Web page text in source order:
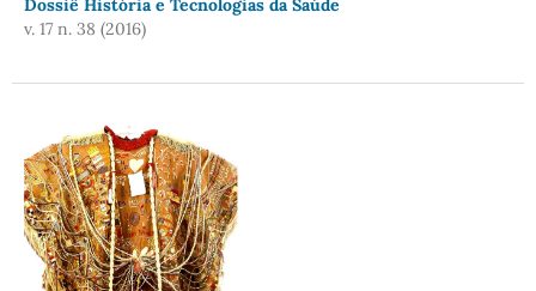
Dossiê História e Tecnologias da Saúde
v. 17 n. 38 (2016)